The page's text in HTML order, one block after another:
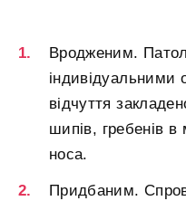
Вродженим.
індивідуальними
відчуття
шипів, гребенів в
носа.
Придбаним.